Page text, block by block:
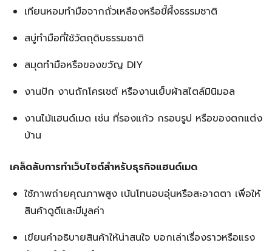
เทียนหอมทำมือจากถั่วเหลืองหรือขี้ผึ้งธรรมชาติ
สบู่ทำมือที่ใช้วัตถุดิบธรรมชาติ
สมุดทำมือหรือของขวัญ DIY
งานปัก งานถักโครเชต์ หรืองานเย็บผ้าสไตล์มินิมอล
งานไม้แฮนด์เมด เช่น ที่รองแก้ว กรอบรูป หรือของตกแต่ง
บ้าน
เคล็ดลับการทำเว็บไซต์สำหรับธุรกิจแฮนด์เมด
ใช้ภาพถ่ายคุณภาพสูง เน้นโทนอบอุ่นหรือสะอาดตา เพื่อให้
สินค้าดูดีและมีมูลค่า
เขียนคำอธิบายสินค้าให้น่าสนใจ บอกเล่าเรื่องราวหรือแรง